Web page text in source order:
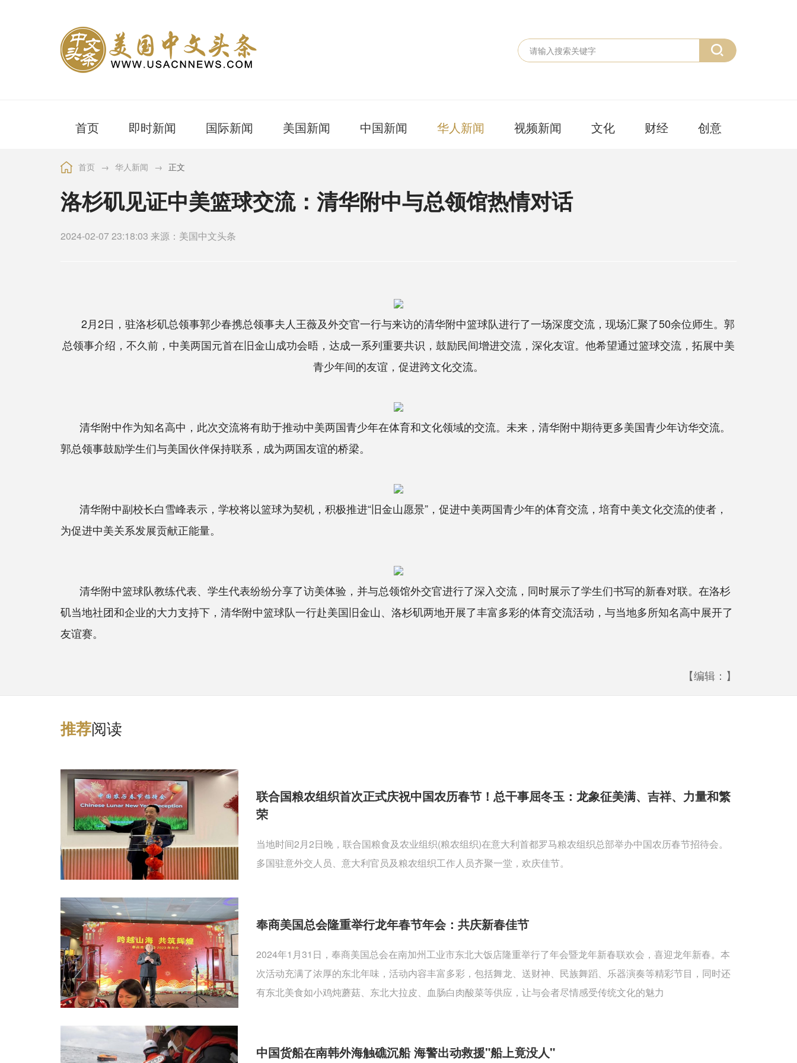
首页 即时新闻 国际新闻 美国新闻 中国新闻 华人新闻 视频新闻 文化 财经 创意
首页 → 华人新闻 → 正文
洛杉矶见证中美篮球交流：清华附中与总领馆热情对话
2024-02-07 23:18:03 来源：美国中文头条
2月2日，驻洛杉矶总领事郭少春携总领事夫人王薇及外交官一行与来访的清华附中篮球队进行了一场深度交流，现场汇聚了50余位师生。郭
总领事介绍，不久前，中美两国元首在旧金山成功会晤，达成一系列重要共识，鼓励民间增进交流，深化友谊。他希望通过篮球交流，拓展中美
青少年间的友谊，促进跨文化交流。
清华附中作为知名高中，此次交流将有助于推动中美两国青少年在体育和文化领域的交流。未来，清华附中期待更多美国青少年访华交流。
郭总领事鼓励学生们与美国伙伴保持联系，成为两国友谊的桥梁。
清华附中副校长白雪峰表示，学校将以篮球为契机，积极推进“旧金山愿景”，促进中美两国青少年的体育交流，培育中美文化交流的使者，
为促进中美关系发展贡献正能量。
清华附中篮球队教练代表、学生代表纷纷分享了访美体验，并与总领馆外交官进行了深入交流，同时展示了学生们书写的新春对联。在洛杉
矶当地社团和企业的大力支持下，清华附中篮球队一行赴美国旧金山、洛杉矶两地开展了丰富多彩的体育交流活动，与当地多所知名高中展开了
友谊赛。
【编辑：】
推荐阅读
联合国粮农组织首次正式庆祝中国农历春节！总干事屈冬玉：龙象征美满、吉祥、力量和繁
荣
当地时间2月2日晚，联合国粮食及农业组织(粮农组织)在意大利首都罗马粮农组织总部举办中国农历春节招待会。
多国驻意外交人员、意大利官员及粮农组织工作人员齐聚一堂，欢庆佳节。
奉商美国总会隆重举行龙年春节年会：共庆新春佳节
2024年1月31日，奉商美国总会在南加州工业市东北大饭店隆重举行了年会暨龙年新春联欢会，喜迎龙年新春。本
次活动充满了浓厚的东北年味，活动内容丰富多彩，包括舞龙、送财神、民族舞蹈、乐器演奏等精彩节目，同时还
有东北美食如小鸡炖蘑菇、东北大拉皮、血肠白肉酸菜等供应，让与会者尽情感受传统文化的魅力
中国货船在南韩外海触礁沉船 海警出动救援"船上竟没人"